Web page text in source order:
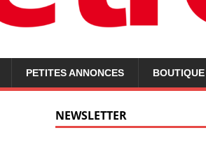
PETITES ANNONCES BOUTIQUE
NEWSLETTER